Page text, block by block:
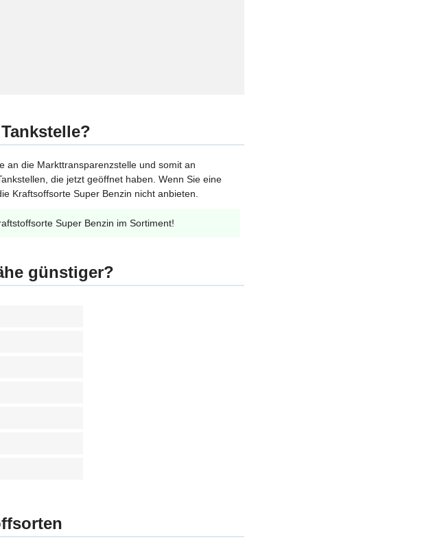
an die Markttransparenzstelle und somit an
die jetzt geöffnet haben. Wenn Sie eine
Kraftsoffsorte Super Benzin nicht anbieten.
Super Benzin im Sortiment!
günstiger?